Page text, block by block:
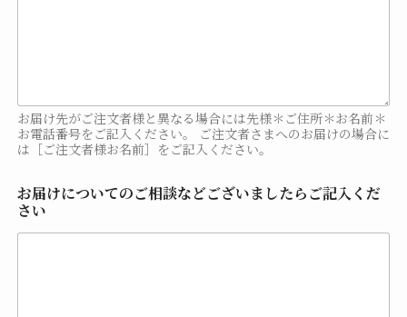
お届け先がご注文者様と異なる場合には先様＊ご住所＊お名前＊
お電話番号をご記入ください。 ご注文者さまへのお届けの場合に
は［ご注文者様お名前］をご記入ください。
お届けについてのご相談などございましたらご記入くだ
さい